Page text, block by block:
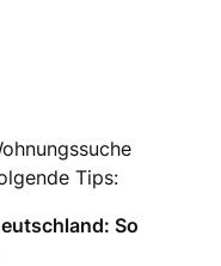
Tips:
So